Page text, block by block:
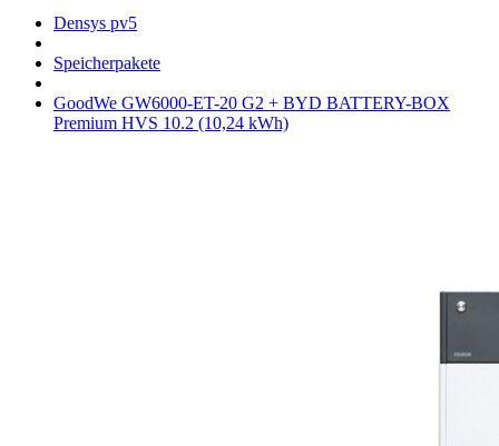
Densys pv5
Speicherpakete
GoodWe GW6000-ET-20 G2 + BYD BATTERY-BOX
Premium HVS 10.2 (10,24 kWh)